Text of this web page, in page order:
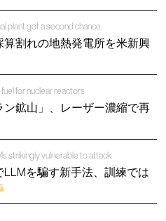
plant got a second chance
割れの地熱発電所を米新興
for nuclear reactors
鉱山」、レーザー濃縮で再
strikingly vulnerable to attack
LLMを騙す新手法、訓練では